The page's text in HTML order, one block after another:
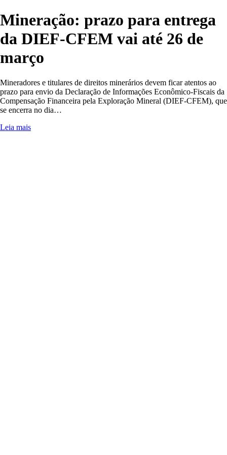
Mineração: prazo para entrega
da DIEF-CFEM vai até 26 de
março
Mineradores e titulares de direitos minerários devem ficar atentos ao
prazo para envio da Declaração de Informações Econômico-Fiscais da
Compensação Financeira pela Exploração Mineral (DIEF-CFEM), que
se encerra no dia…
Leia mais